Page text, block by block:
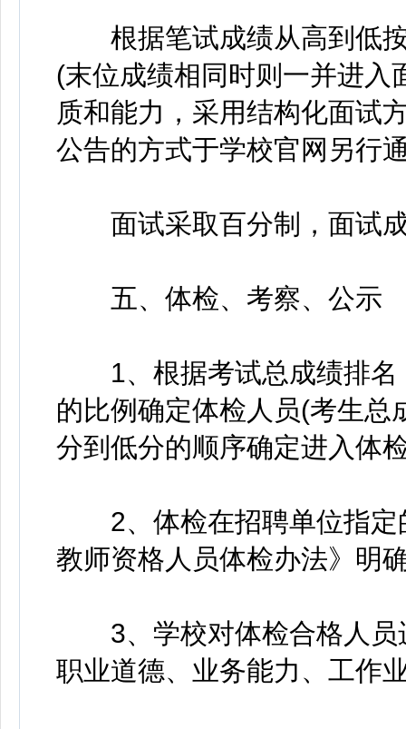
根据笔试成绩从高到低按
(末位成绩相同时则一并进入
质和能力，采用结构化面试
公告的方式于学校官网另行
面试采取百分制，面试成
五、体检、考察、公示
1、根据考试总成绩排名
的比例确定体检人员(考生总
分到低分的顺序确定进入体
2、体检在招聘单位指定
教师资格人员体检办法》明
3、学校对体检合格人员
职业道德、业务能力、工作